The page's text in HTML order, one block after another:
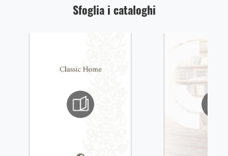
Sfoglia i cataloghi